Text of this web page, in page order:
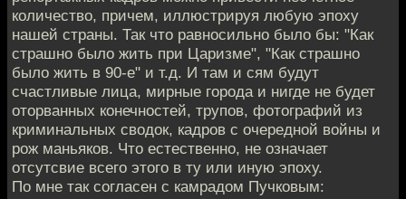
количество, причем, иллюстрируя любую эпоху
нашей страны. Так что равносильно было бы: "Как
страшно было жить при Царизме", "Как страшно
было жить в 90-е" и т.д. И там и сям будут
счастливые лица, мирные города и нигде не будет
оторванных конечностей, трупов, фотографий из
криминальных сводок, кадров с очередной войны и
рож маньяков. Что естественно, не означает
отсутсвие всего этого в ту или иную эпоху.
По мне так согласен с камрадом Пучковым: